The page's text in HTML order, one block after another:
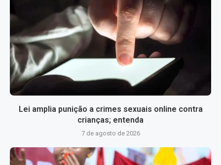
Lei amplia punição a crimes sexuais online contra
crianças; entenda
7 de agosto de 2026